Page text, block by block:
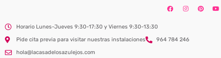
Horario Lunes-Jueves 9:30-17:30 y Viernes 9:30-13:30
Pide cita previa para visitar nuestras instalaciones
964 784 246
hola@lacasadelosazulejos.com